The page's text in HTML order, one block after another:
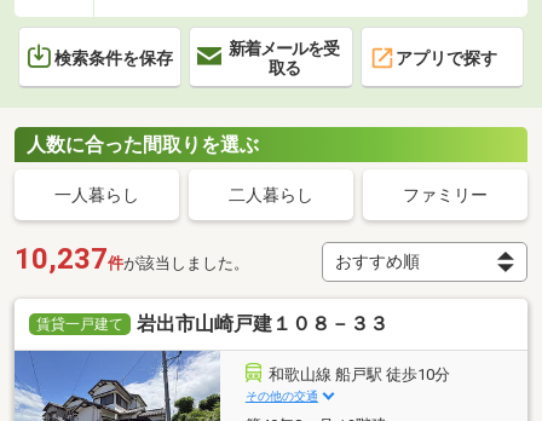
検索条件を保存
新着メールを受
取る
アプリで探す
人数に合った間取りを選ぶ
一人暮らし 二人暮らし ファミリー
10,237件が該当しました。
賃貸一戸建て 岩出市山崎戸建１０８－３３
和歌山線 船戸駅 徒歩10分
その他の交通